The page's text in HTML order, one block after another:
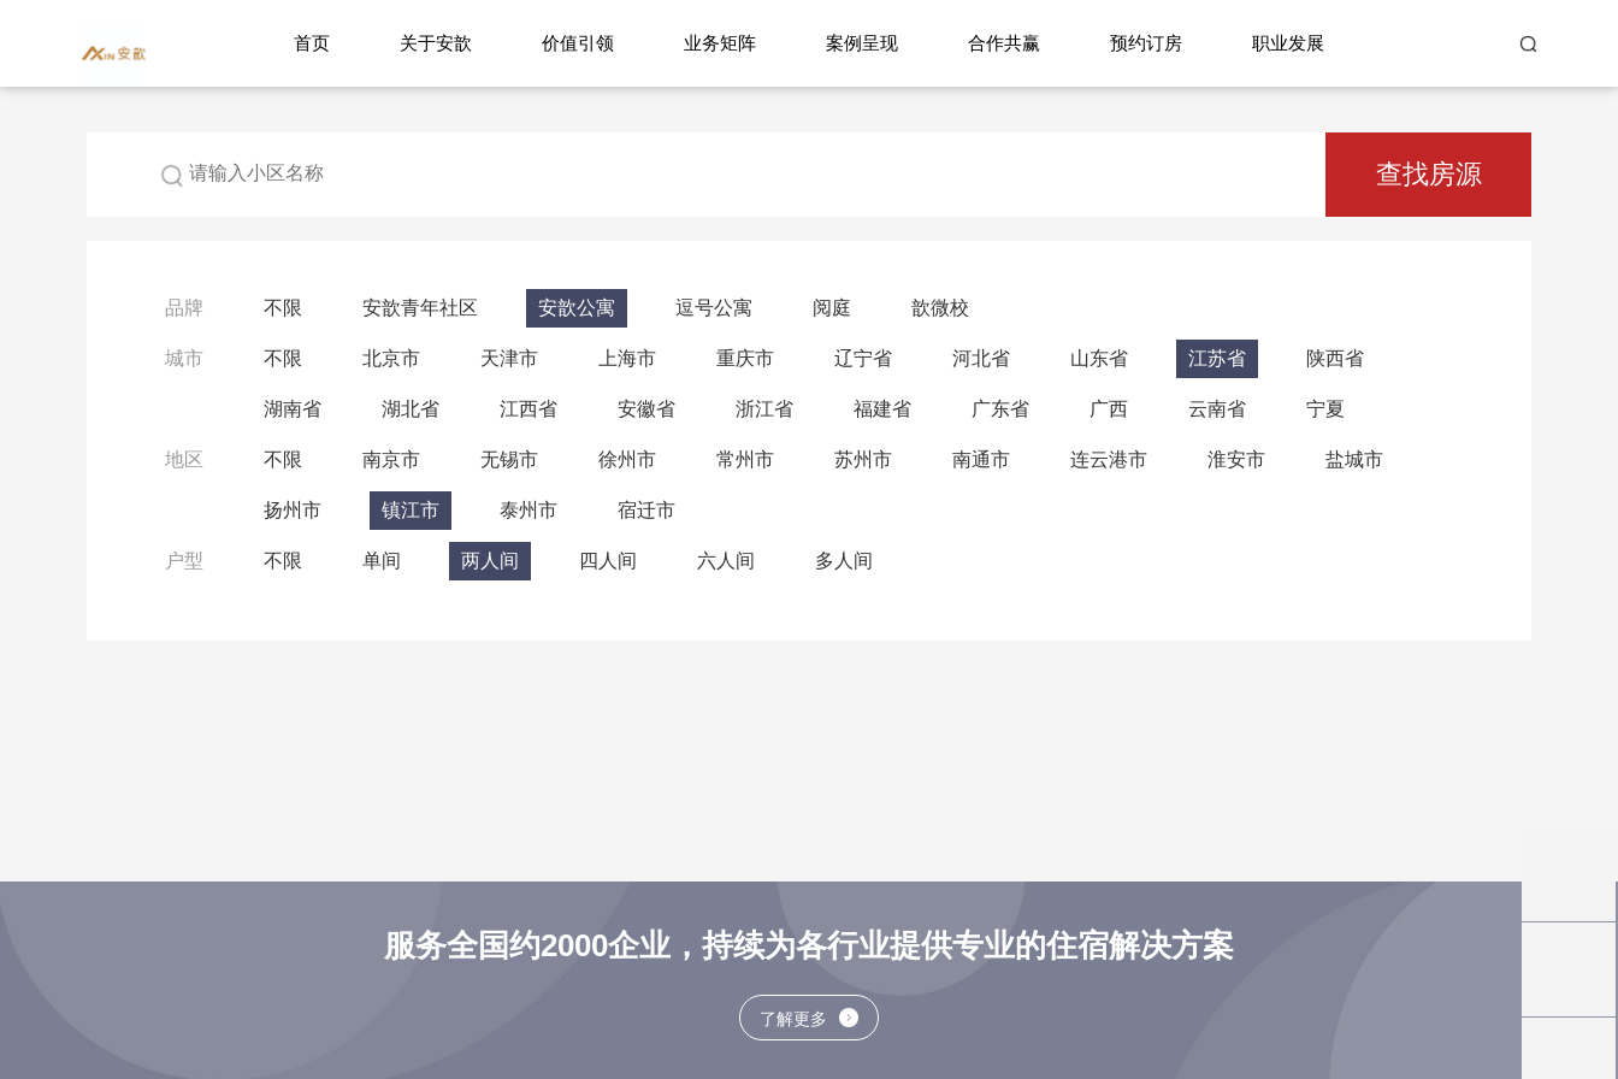
首页 关于安歆 价值引领 业务矩阵 案例呈现 合作共赢 预约订房 职业发展
查找房源
品牌 不限 安歆青年社区 安歆公寓 逗号公寓 阅庭 歆微校
城市 不限 北京市 天津市 上海市 重庆市 辽宁省 河北省 山东省 江苏省 陕西省
湖南省 湖北省 江西省 安徽省 浙江省 福建省 广东省 广西 云南省 宁夏
地区 不限 南京市 无锡市 徐州市 常州市 苏州市 南通市 连云港市 淮安市 盐城市
扬州市 镇江市 泰州市 宿迁市
户型 不限 单间 两人间 四人间 六人间 多人间
服务全国约2000企业，持续为各行业提供专业的住宿解决方案
了解更多